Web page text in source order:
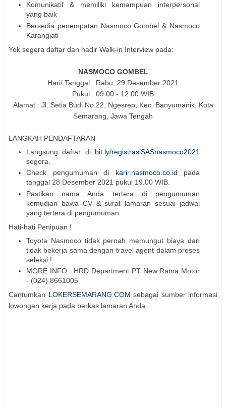
Komunikatif & memiliki kemampuan interpersonal
yang baik
Bersedia penempatan Nasmoco Gombel & Nasmoco
Karangjati
Yok segera daftar dan hadir Walk-in Interview pada:
NASMOCO GOMBEL
Hari/ Tanggal : Rabu, 29 Desember 2021
Pukul : 09.00 - 12.00 WIB
Alamat : Jl. Setia Budi No.22, Ngesrep, Kec. Banyumanik, Kota
Semarang, Jawa Tengah
LANGKAH PENDAFTARAN
Langsung daftar di bit.ly/registrasiSASnasmoco2021
segera.
Check pengumuman di karir.nasmoco.co.id pada
tanggal 28 Desember 2021 pukul 19.00 WIB.
Pastikan nama Anda tertera di pengumuman
kemudian bawa CV & surat lamaran sesuai jadwal
yang tertera di pengumuman.
Hati-hati Penipuan !
Toyota Nasmoco tidak pernah memungut biaya dan
tidak bekerja sama dengan travel agent dalam proses
seleksi !
MORE INFO : HRD Department PT New Ratna Motor
- (024) 8661005
Cantumkan LOKERSEMARANG.COM sebagai sumber informasi
lowongan kerja pada berkas lamaran Anda